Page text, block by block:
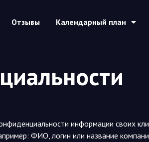
Отзывы Календарный план
информации своих
ФИО, логин или название